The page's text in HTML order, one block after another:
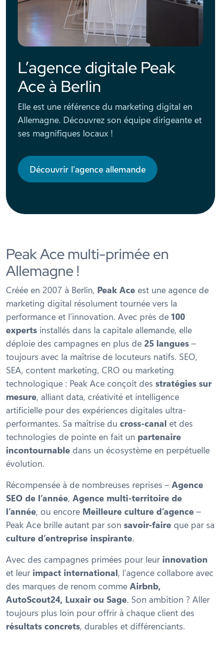
L’agence digitale Peak
Ace à Berlin
Elle est une référence du marketing digital en
Allemagne. Découvrez son équipe dirigeante et
ses magnifiques locaux !
Découvrir l’agence allemande
Peak Ace multi-primée en
Allemagne !
Créée en 2007 à Berlin, Peak Ace est une agence de
marketing digital résolument tournée vers la
performance et l’innovation. Avec près de 100
experts installés dans la capitale allemande, elle
déploie des campagnes en plus de 25 langues –
toujours avec la maîtrise de locuteurs natifs. SEO,
SEA, content marketing, CRO ou marketing
technologique : Peak Ace conçoit des stratégies sur
mesure, alliant data, créativité et intelligence
artificielle pour des expériences digitales ultra-
performantes. Sa maîtrise du cross-canal et des
technologies de pointe en fait un partenaire
incontournable dans un écosystème en perpétuelle
évolution.
Récompensée à de nombreuses reprises – Agence
SEO de l’année, Agence multi-territoire de
l’année, ou encore Meilleure culture d’agence –
Peak Ace brille autant par son savoir-faire que par sa
culture d’entreprise inspirante.
Avec des campagnes primées pour leur innovation
et leur impact international, l’agence collabore avec
des marques de renom comme Airbnb,
AutoScout24, Luxair ou Sage. Son ambition ? Aller
toujours plus loin pour offrir à chaque client des
résultats concrets, durables et différenciants.